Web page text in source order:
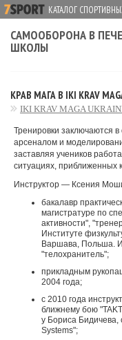
КАТАЛОГ
САМООБОРОНА В
ШКОЛЫ
КРАВ МАГА В IKI KRAV
IKI KRAV MAGA
Тренировки заключаются
арсеналом и
заставляя учеников
ситуациях, приближенных
Инструктор — Ксения
бакалавр
магистратуре по
активности",
Институте
Варшава, Польша.
"телохранитель";
прикладным
2004 года;
с 2010 года
ближнему бою
у Бориса Бидичева,
Systems";